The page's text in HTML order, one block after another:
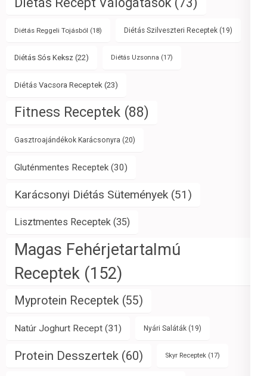
Diétás Reggeli Tojásból (18) Diétás Szilveszteri Receptek (19)
Diétás Sós Keksz (22) Diétás Uzsonna (17)
Diétás Vacsora Receptek (23)
Fitness Receptek (88)
Gasztroajándékok Karácsonyra (20)
Gluténmentes Receptek (30)
Karácsonyi Diétás Sütemények (51)
Lisztmentes Receptek (35)
Magas Fehérjetartalmú
Receptek (152)
Myprotein Receptek (55)
Natúr Joghurt Recept (31) Nyári Saláták (19)
Protein Desszertek (60) Skyr Receptek (17)